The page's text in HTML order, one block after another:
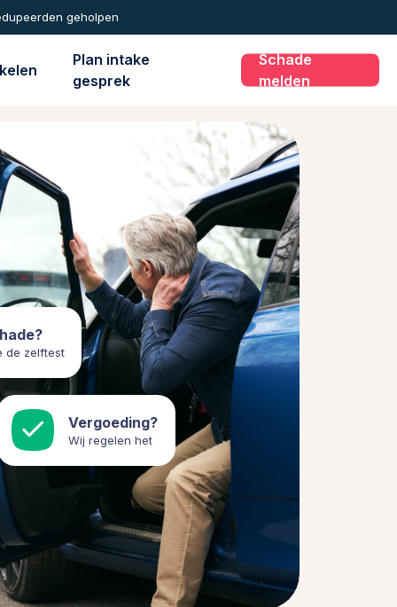
geholpen
Plan intake
gesprek
Schade
melden
de zelftest
Vergoeding?
Wij regelen het